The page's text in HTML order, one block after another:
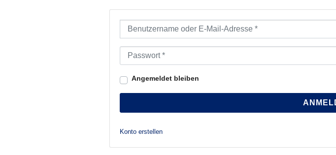
Benutzername oder E-Mail-Adresse
Passwort
Angemeldet bleiben
Konto erstellen